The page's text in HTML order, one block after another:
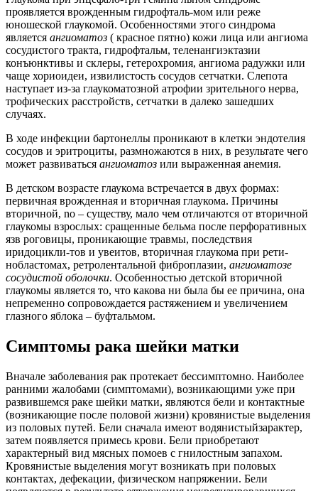
проявляется врожденным гидрофталь-мом или реже
юношеской глаукомой. Особенностями этого синдрома
является ангиоматоз ( красное пятно) кожи лица или ангиома
сосудистого тракта, гидрофтальм, теленангиэктазии
конъюнктивы и склеры, гетерохромия, ангиома радужки или
чаще хориоидеи, извилистость сосудов сетчатки. Слепота
наступает из-за глаукоматозной атрофии зрительного нерва,
трофических расстройств, сетчатки в далеко зашедших
случаях.
В ходе инфекции бартонеллы проникают в клетки эндотелия
сосудов и эритроциты, размножаются в них, в результате чего
может развиваться ангиоматоз или выраженная анемия.
В детском возрасте глаукома встречается в двух формах:
первичная врожденная и вторичная глаукома. Причины
вторичной, no – существу, мало чем отличаются от вторичной
глаукомы взрослых: сращенные бельма после перфоративных
язв роговицы, проникающие травмы, последствия
иридоцикли-тов и увеитов, вторичная глаукома при рети-
нобластомах, ретролентальной фиброплазии, ангиоматозе
сосудистой оболочки. Особенностью детской вторичной
глаукомы является то, что какова ни была бы ее причина, она
непременно сопровождается растяжением и увеличением
глазного яблока – буфтальмом.
Симптомы рака шейки матки
Вначале заболевания рак протекает бессимптомно. Наиболее
ранними жалобами (симптомами), возникающими уже при
развившемся раке шейки матки, являются бели и контактные
(возникающие после половой жизни) кровянистые выделения
из половых путей. Бели сначала имеют водянистыйзарактер,
затем появляется примесь крови. Бели приобретают
характерный вид мясных помоев с гнилостным запахом.
Кровянистые выделения могут возникать при половых
контактах, дефекации, физическом напряжении. Бели